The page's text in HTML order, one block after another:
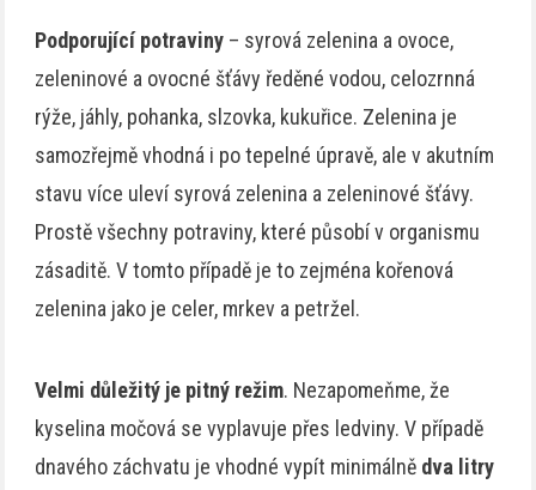
Podporující potraviny – syrová zelenina a ovoce,
zeleninové a ovocné šťávy ředěné vodou, celozrnná
rýže, jáhly, pohanka, slzovka, kukuřice. Zelenina je
samozřejmě vhodná i po tepelné úpravě, ale v akutním
stavu více uleví syrová zelenina a zeleninové šťávy.
Prostě všechny potraviny, které působí v organismu
zásaditě. V tomto případě je to zejména kořenová
zelenina jako je celer, mrkev a petržel.
Velmi důležitý je pitný režim. Nezapomeňme, že
kyselina močová se vyplavuje přes ledviny. V případě
dnavého záchvatu je vhodné vypít minimálně dva litry